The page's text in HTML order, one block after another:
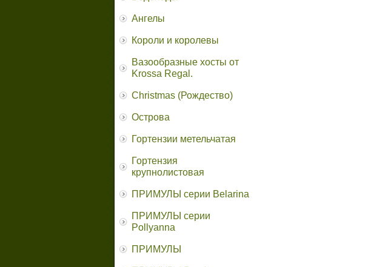
Ангелы
Короли и королевы
Вазообразные хосты от
Krossa Regal.
Christmas (Рождество)
Острова
Гортензии метельчатая
Гортензия
крупнолистовая
ПРИМУЛЫ серии Belarina
ПРИМУЛЫ серии
Pollyanna
ПРИМУЛЫ